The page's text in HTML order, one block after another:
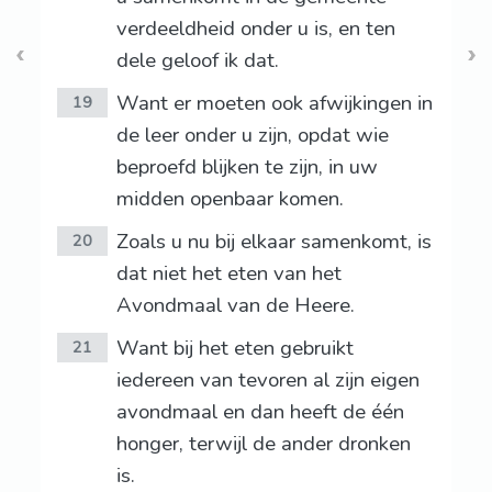
verdeeldheid onder u is, en ten
dele geloof ik dat.
19
Want er moeten ook afwijkingen in
de leer onder u zijn, opdat wie
beproefd blijken te zijn, in uw
midden openbaar komen.
20
Zoals u nu bij elkaar samenkomt, is
dat niet het eten van het
Avondmaal van de Heere.
21
Want bij het eten gebruikt
iedereen van tevoren al zijn eigen
avondmaal en dan heeft de één
honger, terwijl de ander dronken
is.